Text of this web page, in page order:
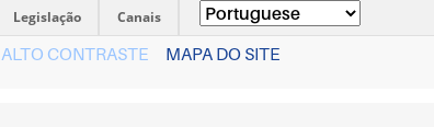
Legislação Canais
ALTO CONTRASTE MAPA DO SITE